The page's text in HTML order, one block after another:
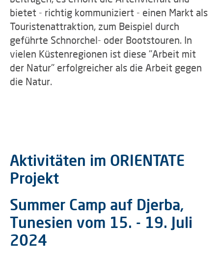
bietet - richtig kommuniziert - einen Markt als
Touristenattraktion, zum Beispiel durch
geführte Schnorchel- oder Bootstouren. In
vielen Küstenregionen ist diese "Arbeit mit
der Natur" erfolgreicher als die Arbeit gegen
die Natur.
Aktivitäten im ORIENTATE
Projekt
Summer Camp auf Djerba,
Tunesien vom 15. - 19. Juli
2024